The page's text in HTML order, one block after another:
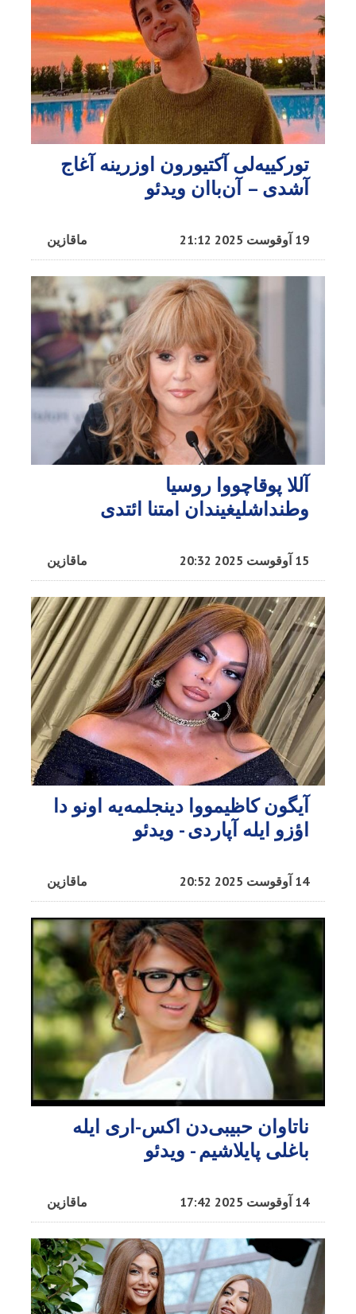
تورکییه‌لی آکتیورون اوزرینه آغاج
آشدی – آن‌باان ویدئو
ماقازین 19 آوقوست 2025 21:12
آللا پوقاچووا روسیا
وطنداشلیغیندان امتنا ائتدی
ماقازین 15 آوقوست 2025 20:32
آیگون کاظیمووا دینجلمه‌یه اونو دا
اؤزو ایله آپاردی - ویدئو
ماقازین 14 آوقوست 2025 20:52
ناتاوان حبیبی‌دن اکس-اری ایله
باغلی پایلاشیم - ویدئو
ماقازین 14 آوقوست 2025 17:42